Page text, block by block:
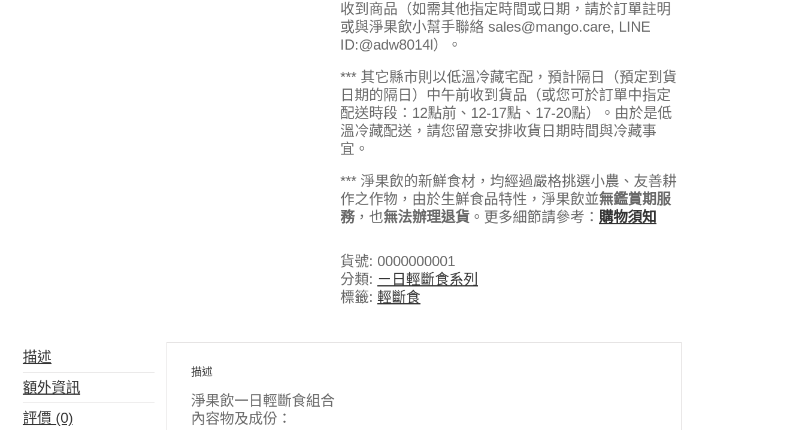
收到商品（如需其他指定時間或日期，請於訂單註明
或與淨果飲小幫手聯絡 sales@mango.care, LINE
ID:@adw8014l）。
*** 其它縣市則以低溫冷藏宅配，預計隔日（預定到貨
日期的隔日）中午前收到貨品（或您可於訂單中指定
配送時段：12點前、12-17點、17-20點）。由於是低
溫冷藏配送，請您留意安排收貨日期時間與冷藏事
宜。
*** 淨果飲的新鮮食材，均經過嚴格挑選小農、友善耕
作之作物，由於生鮮食品特性，淨果飲並無鑑賞期服
務，也無法辦理退貨 。更多細節請參考： 購物須知
貨號: 0000000001
分類: ㄧ日輕斷食系列
標籤: 輕斷食
描述
額外資訊
評價 (0)
描述
淨果飲一日輕斷食組合
內容物及成份：